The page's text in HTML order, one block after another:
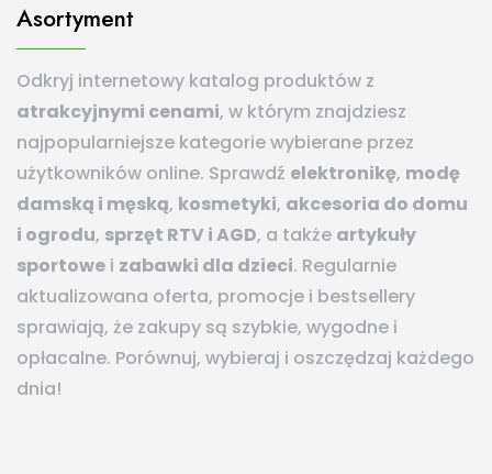
Asortyment
Odkryj internetowy katalog produktów z
atrakcyjnymi cenami, w którym znajdziesz
najpopularniejsze kategorie wybierane przez
użytkowników online. Sprawdź elektronikę, modę
damską i męską, kosmetyki, akcesoria do domu
i ogrodu, sprzęt RTV i AGD, a także artykuły
sportowe i zabawki dla dzieci. Regularnie
aktualizowana oferta, promocje i bestsellery
sprawiają, że zakupy są szybkie, wygodne i
opłacalne. Porównuj, wybieraj i oszczędzaj każdego
dnia!